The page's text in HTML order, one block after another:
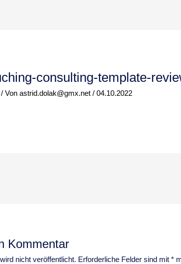
consulting-template-
/ Vonastrid.dolak@gmx.net/04.10.2022
Kommentar
nicht veröffentlicht. Erforderliche Felder sind mit*